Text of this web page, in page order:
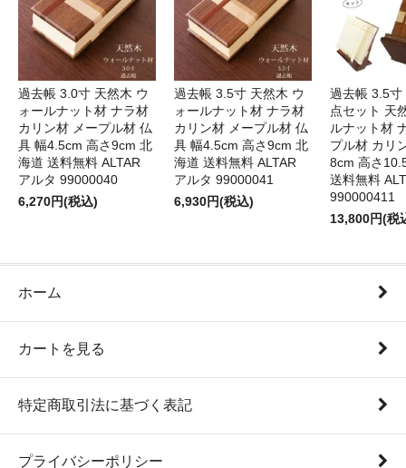
過去帳 3.0寸 天然木 ウ
ォールナット材 ナラ材
カリン材 メープル材 仏
具 幅4.5cm 高さ9cm 北
海道 送料無料 ALTAR
アルタ 99000040
6,270円(税込)
過去帳 3.5寸 天然木 ウ
ォールナット材 ナラ材
カリン材 メープル材 仏
具 幅4.5cm 高さ9cm 北
海道 送料無料 ALTAR
アルタ 99000041
6,930円(税込)
過去帳 3.5寸
点セット 天
ルナット材
プル材 カリ
8cm 高さ
送料無料
990000411
13,800円(税
ホーム
カートを見る
特定商取引法に基づく表記
プライバシーポリシー